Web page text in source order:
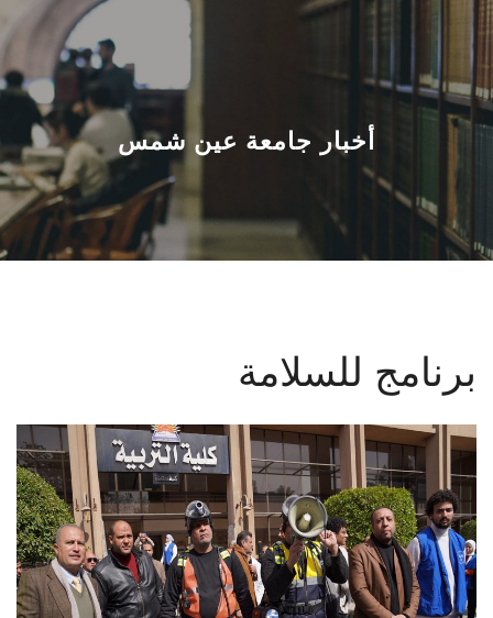
الرئيسيـة
عن الجامعة
القطاعـات
الشئون الأكاديمية
البحث العلمي
الأنظمة الذكية
الإعلام
تواصل معنا
أخبار جامعة عين شمس
برنامج للسلامة